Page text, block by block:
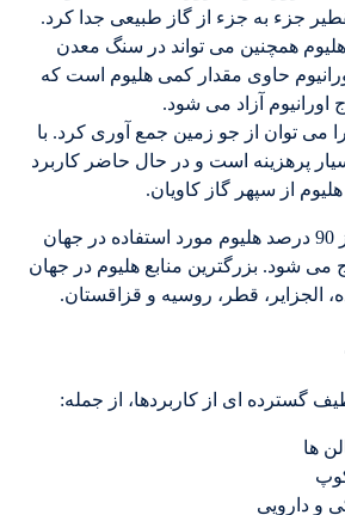
جزء به جزء از گاز طبیعی جدا کرد.
همچنین می تواند در سنگ معدن
حاوی مقدار کمی هلیوم است که
اورانیوم آزاد می شود.
می توان از جو زمین جمع آوری کرد. با
پرهزینه است و در حال حاضر کاربرد
از سپهر گاز کاویان.
در حال حاضر، بیش از 90 درصد هلیوم مورد استفاده در جهان
می شود. بزرگترین منابع هلیوم در جهان
الجزایر، قطر، روسیه و قزاقستان.
گسترده ای از کاربردها، از جمله:
ها
و دارویی